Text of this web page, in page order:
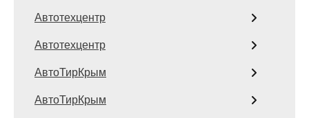
Автотехцентр
Автотехцентр
АвтоТирКрым
АвтоТирКрым